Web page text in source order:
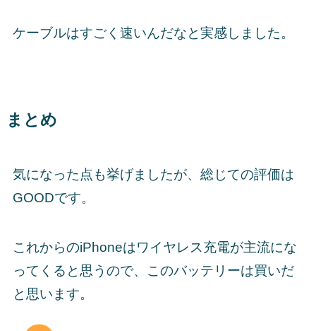
ケーブルはすごく速いんだなと実感しました。
まとめ
気になった点も挙げましたが、総じての評価は
GOODです。
これからのiPhoneはワイヤレス充電が主流にな
ってくると思うので、このバッテリーは買いだ
と思います。